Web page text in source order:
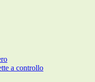
a controllo